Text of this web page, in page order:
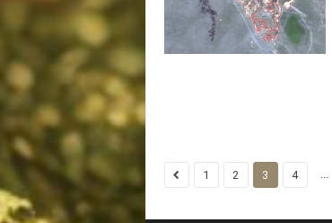
1 2 3 4